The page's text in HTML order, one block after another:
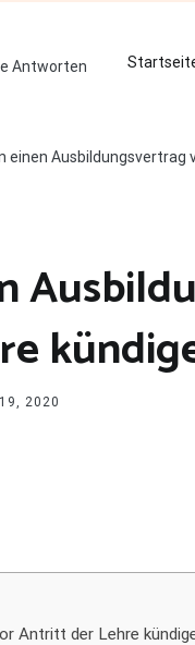
Antworten
einen
2020
Antritt der Lehre